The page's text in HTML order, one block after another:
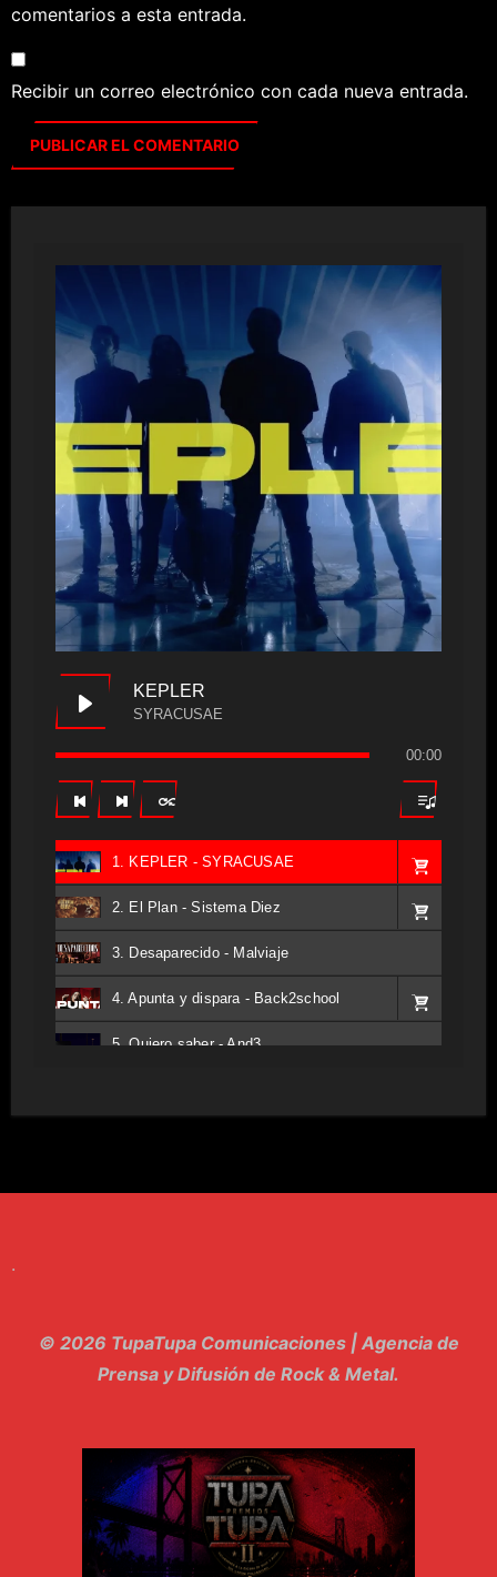
comentarios a esta entrada.
Recibir un correo electrónico con cada nueva entrada.
KEPLER
SYRACUSAE
00:00
1. KEPLER - SYRACUSAE
2. El Plan - Sistema Diez
3. Desaparecido - Malviaje
4. Apunta y dispara - Back2school
5. Quiero saber - And3
12. dolor - Piel
14. Llanto en el Cielo - Carmaleon
15. Pachakuti - Pleia
16. Demuestro Mi Fe - Epidemia Rapcore
.
© 2026 TupaTupa Comunicaciones | Agencia de
Prensa y Difusión de Rock & Metal.